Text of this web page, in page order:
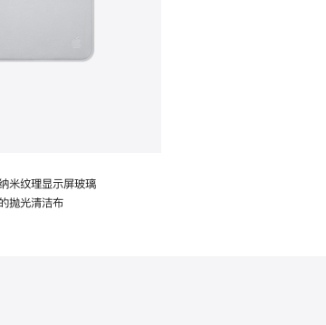
米纹理显示屏玻璃
的抛光清洁布